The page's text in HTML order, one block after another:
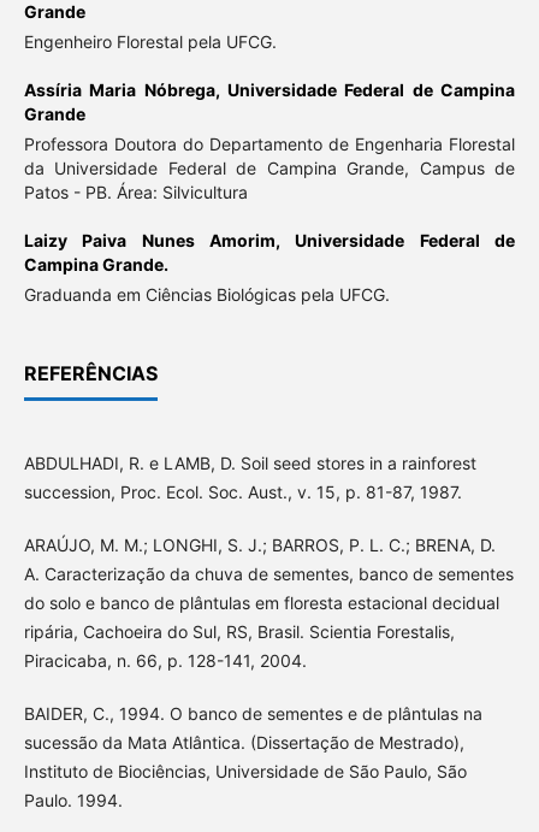
Grande
Engenheiro Florestal pela UFCG.
Assíria Maria Nóbrega, Universidade Federal de Campina
Grande
Professora Doutora do Departamento de Engenharia Florestal
da Universidade Federal de Campina Grande, Campus de
Patos - PB. Área: Silvicultura
Laizy Paiva Nunes Amorim,Universidade Federal de
Campina Grande.
Graduanda em Ciências Biológicas pela UFCG.
REFERÊNCIAS
ABDULHADI, R. e LAMB, D. Soil seed stores in a rainforest
succession, Proc. Ecol. Soc. Aust., v. 15, p. 81-87, 1987.
ARAÚJO, M. M.; LONGHI, S. J.; BARROS, P. L. C.; BRENA, D.
A. Caracterização da chuva de sementes, banco de sementes
do solo e banco de plântulas em floresta estacional decidual
ripária, Cachoeira do Sul, RS, Brasil. Scientia Forestalis,
Piracicaba, n. 66, p. 128-141, 2004.
BAIDER, C., 1994. O banco de sementes e de plântulas na
sucessão da Mata Atlântica. (Dissertação de Mestrado),
Instituto de Biociências, Universidade de São Paulo, São
Paulo. 1994.